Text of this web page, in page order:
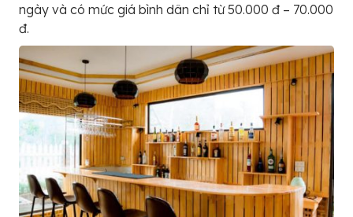
ngày và có mức giá bình dân chỉ từ 50.000 đ – 70.000
đ.